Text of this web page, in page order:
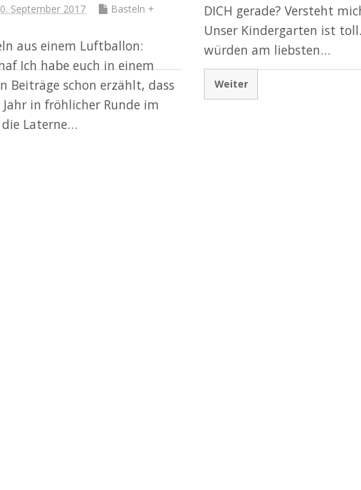
September 2017
Basteln +
aus einem Luftballon:
Ich habe euch in einem
Beiträge schon erzählt, dass
in fröhlicher Runde im
Laterne…
DICH gerade? Versteht
Unser Kindergarten ist
würden am liebsten…
Weiter